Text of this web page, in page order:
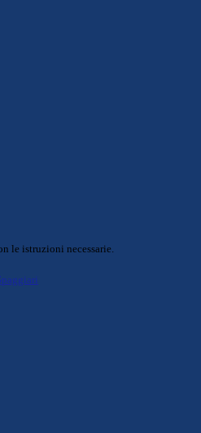
le istruzioni necessarie.